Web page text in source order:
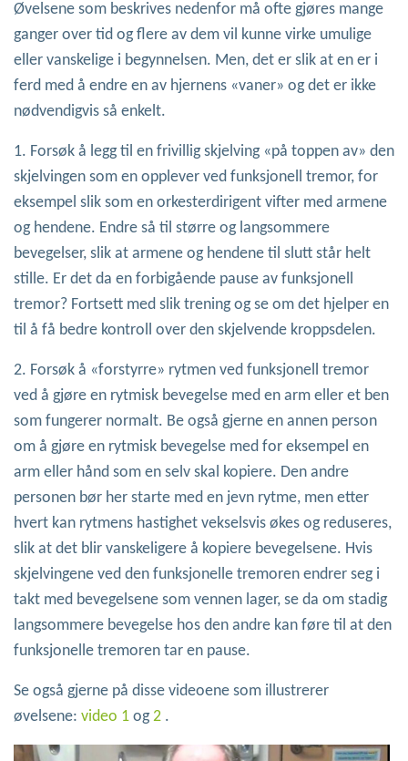
Øvelsene som beskrives nedenfor må ofte gjøres mange
ganger over tid og flere av dem vil kunne virke umulige
eller vanskelige i begynnelsen. Men, det er slik at en er i
ferd med å endre en av hjernens «vaner» og det er ikke
nødvendigvis så enkelt.
1. Forsøk å legg til en frivillig skjelving «på toppen av» den
skjelvingen som en opplever ved funksjonell tremor, for
eksempel slik som en orkesterdirigent vifter med armene
og hendene. Endre så til større og langsommere
bevegelser, slik at armene og hendene til slutt står helt
stille. Er det da en forbigående pause av funksjonell
tremor? Fortsett med slik trening og se om det hjelper en
til å få bedre kontroll over den skjelvende kroppsdelen.
2. Forsøk å «forstyrre» rytmen ved funksjonell tremor
ved å gjøre en rytmisk bevegelse med en arm eller et ben
som fungerer normalt. Be også gjerne en annen person
om å gjøre en rytmisk bevegelse med for eksempel en
arm eller hånd som en selv skal kopiere. Den andre
personen bør her starte med en jevn rytme, men etter
hvert kan rytmens hastighet vekselsvis økes og reduseres,
slik at det blir vanskeligere å kopiere bevegelsene. Hvis
skjelvingene ved den funksjonelle tremoren endrer seg i
takt med bevegelsene som vennen lager, se da om stadig
langsommere bevegelse hos den andre kan føre til at den
funksjonelle tremoren tar en pause.
Se også gjerne på disse videoene som illustrerer
øvelsene: video 1 og2 .